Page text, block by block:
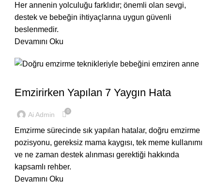
Her annenin yolculuğu farklıdır; önemli olan sevgi,
destek ve bebeğin ihtiyaçlarına uygun güvenli
beslenmedir.
Devamını Oku
Emzirirken Yapılan 7 Yaygın Hata
Ai Admin 0
Emzirme sürecinde sık yapılan hatalar, doğru emzirme
pozisyonu, gereksiz mama kaygısı, tek meme kullanımı
ve ne zaman destek alınması gerektiği hakkında
kapsamlı rehber.
Devamını Oku